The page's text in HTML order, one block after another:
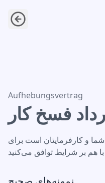
قرارداد فسخ کار
Aufhebungsvertrag
فسخ کار
و کارفرمایتان است برای